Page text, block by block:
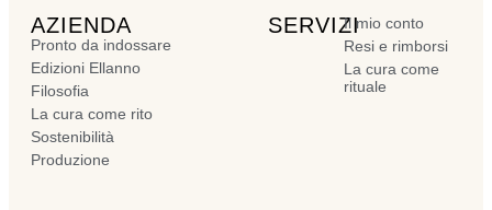
AZIENDA
Pronto da indossare
Edizioni Ellanno
Filosofia
La cura come rito
Sostenibilità
Produzione
SERVIZIIl mio conto
Resi e rimborsi
La cura come
rituale